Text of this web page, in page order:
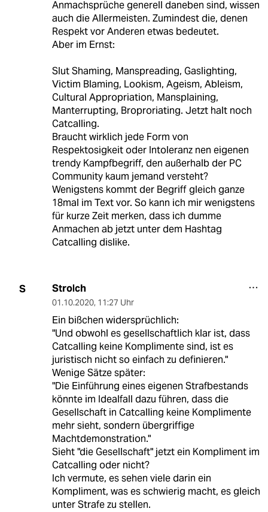
Anmachsprüche generell daneben sind, wissen
auch die Allermeisten. Zumindest die, denen
Respekt vor Anderen etwas bedeutet.
Aber im Ernst:
Slut Shaming, Manspreading, Gaslighting,
Victim Blaming, Lookism, Ageism, Ableism,
Cultural Appropriation, Mansplaining,
Manterrupting, Broproriating. Jetzt halt noch
Catcalling.
Braucht wirklich jede Form von
Respektosigkeit oder Intoleranz nen eigenen
trendy Kampfbegriff, den außerhalb der PC
Community kaum jemand versteht?
Wenigstens kommt der Begriff gleich ganze
18mal im Text vor. So kann ich mir wenigstens
für kurze Zeit merken, dass ich dumme
Anmachen ab jetzt unter dem Hashtag
Catcalling dislike.
S Strolch
01.10.2020, 11:27 Uhr
Ein bißchen widersprüchlich:
"Und obwohl es gesellschaftlich klar ist, dass
Catcalling keine Komplimente sind, ist es
juristisch nicht so einfach zu definieren."
Wenige Sätze später:
"Die Einführung eines eigenen Strafbestands
könnte im Idealfall dazu führen, dass die
Gesellschaft in Catcalling keine Komplimente
mehr sieht, sondern übergriffige
Machtdemonstration."
Sieht "die Gesellschaft" jetzt ein Kompliment im
Catcalling oder nicht?
Ich vermute, es sehen viele darin ein
Kompliment, was es schwierig macht, es gleich
unter Strafe zu stellen.